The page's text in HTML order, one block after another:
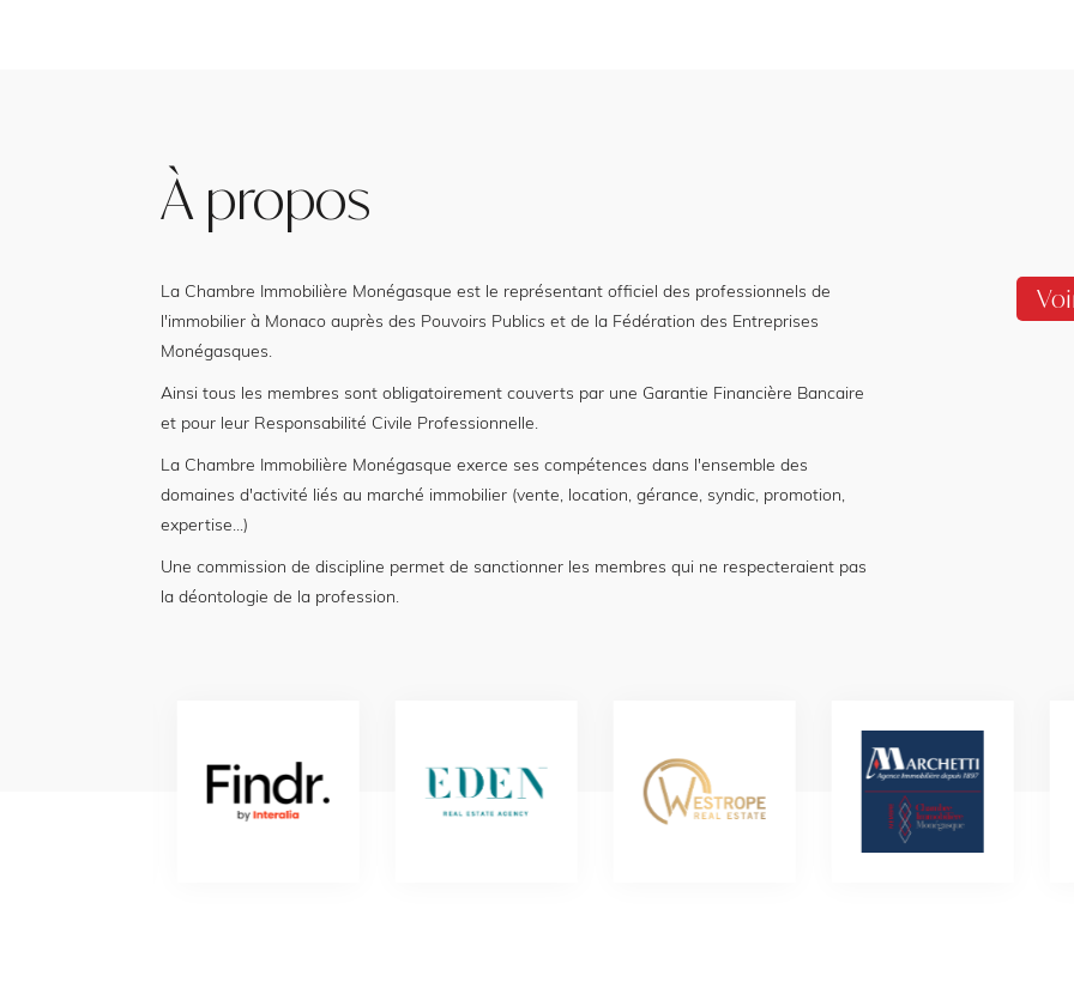
À propos
La Chambre Immobilière Monégasque est le représentant officiel des professionnels de
l'immobilier à Monaco auprès des Pouvoirs Publics et de la Fédération des Entreprises
Monégasques.
Ainsi tous les membres sont obligatoirement couverts par une Garantie Financière Bancaire
et pour leur Responsabilité Civile Professionnelle.
La Chambre Immobilière Monégasque exerce ses compétences dans l'ensemble des
domaines d'activité liés au marché immobilier (vente, location, gérance, syndic, promotion,
expertise...)
Une commission de discipline permet de sanctionner les membres qui ne respecteraient pas
la déontologie de la profession.